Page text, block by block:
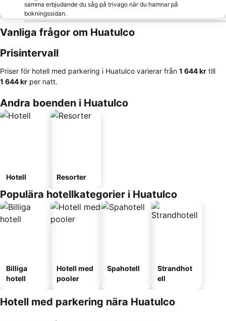
samma erbjudande du såg på trivago när du hamnar på
bokningssidan.
Vanliga frågor om Huatulco
Prisintervall
Priser för hotell med parkering i Huatulco varierar från ‎1 644 kr till
‎1 644 kr per natt.
Andra boenden i Huatulco
Hotell Resorter
Populära hotellkategorier i Huatulco
Billiga
hotell
Hotell med
pooler
Spahotell
Strandhot
ell
Hotell med parkering nära Huatulco